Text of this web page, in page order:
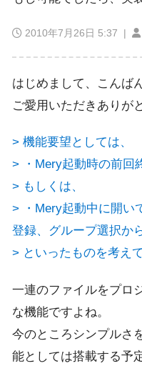
2010年7月26日 5:37 |
はじめまして、こんば
ご愛用いただきありが
> 機能要望としては、
> ・Mery起動時の前回
> もしくは、
> ・Mery起動中に開い
登録、グループ選択か
> といったものを考え
一連のファイルをプロ
な機能ですよね。
今のところシンプルさ
能としては搭載する予